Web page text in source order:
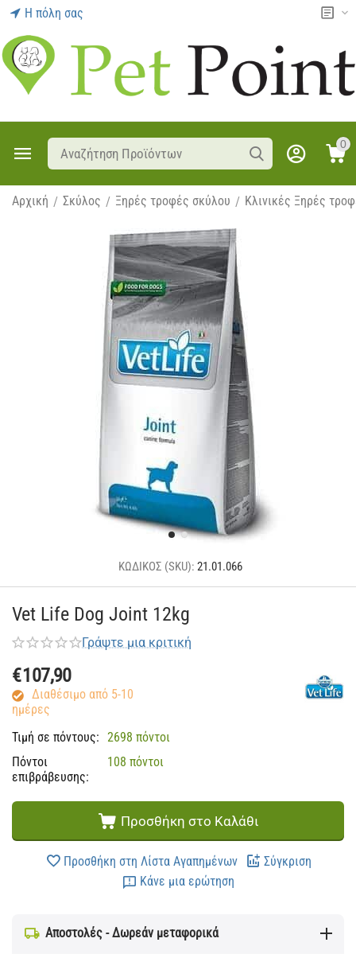
Η πόλη σας
0
Αρχική / Σκύλος / Ξηρές τροφές σκύλου / Κλινικές Ξηρές
ΚΩΔΙΚΟΣ (SKU): 21.01.066
Vet Life Dog Joint 12kg
Γράψτε μια κριτική
€107,90
Διαθέσιμο από 5-10
ημέρες
Τιμή σε πόντους: 2698 πόντοι
Πόντοι
επιβράβευσης:
108 πόντοι
Προσθήκη στο Καλάθι
Προσθήκη στη Λίστα Αγαπημένων
Σύγκριση
Κάνε μια ερώτηση
Αποστολές - Δωρεάν μεταφορικά